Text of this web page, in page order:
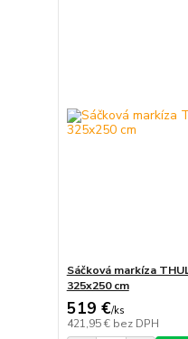
Sáčková markíza
325x250 cm
519 €/ks
421,95 € bez DPH